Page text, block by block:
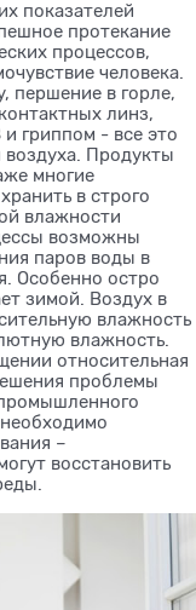
показателей
протекание
процессов,
человека.
першение в горле,
линз,
гриппом - все это
воздуха. Продукты
многие
в строго
влажности
возможны
паров воды в
Особенно остро
зимой. Воздух в
влажность
влажность.
относительная
проблемы
–
восстановить